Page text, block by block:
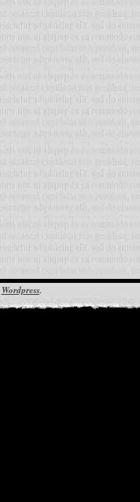
Wordpress.